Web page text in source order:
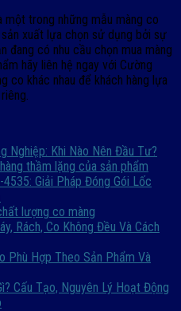
một trong những mẫu màng co
xuất lựa chọn sử dụng bởi sự
đang có nhu cầu chọn mua màng
hãy liên hệ ngay với Cường
co khác nhau để khách hàng lựa
Nghiệp: Khi Nào Nên Đầu Tư?
thầm lặng của sản phẩm
Giải Pháp Đóng Gói Lốc
lượng co màng
Rách, Co Không Đều Và Cách
Phù Hợp Theo Sản Phẩm Và
Cấu Tạo, Nguyên Lý Hoạt Động